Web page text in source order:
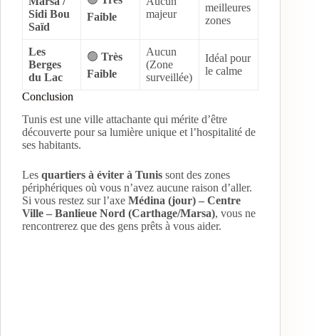
Sidi Bou
Saïd
Faible
majeur
meilleures
zones
Les
Berges
du Lac
🟢 Très
Faible
Aucun
(Zone
surveillée)
Idéal pour
le calme
Conclusion
Tunis est une ville attachante qui mérite d’être
découverte pour sa lumière unique et l’hospitalité de
ses habitants.
Les quartiers à éviter à Tunis sont des zones
périphériques où vous n’avez aucune raison d’aller.
Si vous restez sur l’axe Médina (jour) – Centre
Ville – Banlieue Nord (Carthage/Marsa), vous ne
rencontrerez que des gens prêts à vous aider.